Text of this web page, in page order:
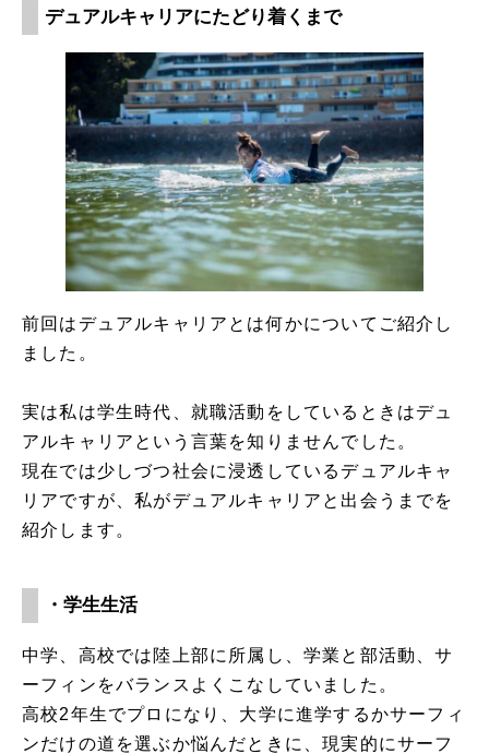
デュアルキャリアにたどり着くまで
前回はデュアルキャリアとは何かについてご紹介し
ました。
実は私は学生時代、就職活動をしているときはデュ
アルキャリアという言葉を知りませんでした。
現在では少しづつ社会に浸透しているデュアルキャ
リアですが、私がデュアルキャリアと出会うまでを
紹介します。
・学生生活
中学、高校では陸上部に所属し、学業と部活動、サ
ーフィンをバランスよくこなしていました。
高校2年生でプロになり、大学に進学するかサーフィ
ンだけの道を選ぶか悩んだときに、現実的にサーフ